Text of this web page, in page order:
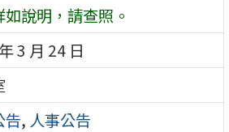
說明，請查照。
3 月 24 日
告, 人事公告